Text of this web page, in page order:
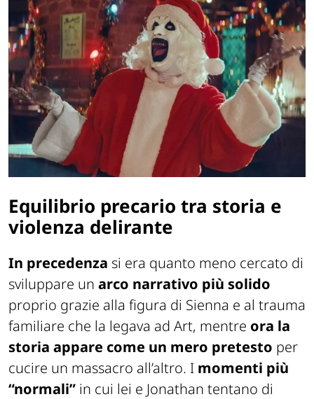
Equilibrio precario tra storia e
violenza delirante
In precedenza si era quanto meno cercato di
sviluppare un arco narrativo più solido
proprio grazie alla figura di Sienna e al trauma
familiare che la legava ad Art, mentre ora la
storia appare come un mero pretesto per
cucire un massacro all’altro. I momenti più
“normali” in cui lei e Jonathan tentano di